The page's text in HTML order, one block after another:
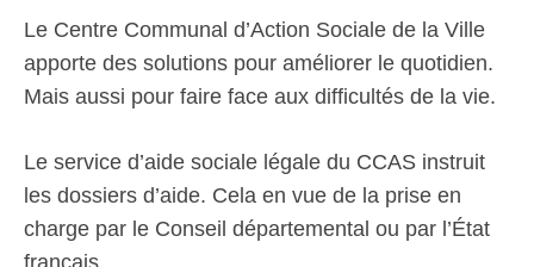
Le Centre Communal d’Action Sociale de la Ville
apporte des solutions pour améliorer le quotidien.
Mais aussi pour faire face aux difficultés de la vie.
Le service d’aide sociale légale du CCAS instruit
les dossiers d’aide. Cela en vue de la prise en
charge par le Conseil départemental ou par l’État
français.